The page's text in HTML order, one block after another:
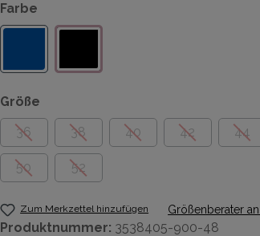
Farbe
Größe
36
38 40 42 44
50 52
Zum Merkzettel hinzufügen Größenberater
Produktnummer: 3538405-900-48